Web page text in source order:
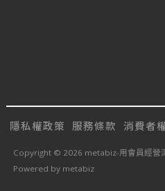
Copyright © 2026 metabiz-用會員經營
Powered by metabiz
隱私權政策 服務條款 消費者